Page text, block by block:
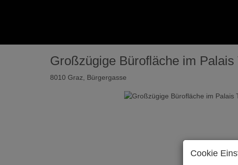
Großzügige Bürofläche im
8010 Graz , Bürgergasse
Cookie